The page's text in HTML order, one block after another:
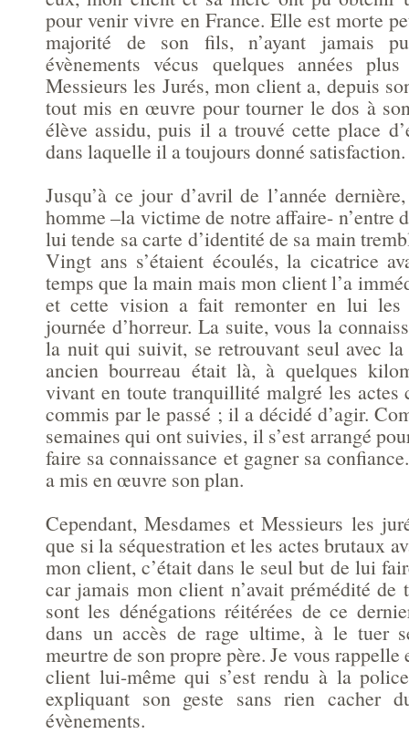
pour venir vivre en France. Elle est morte
majorité de son fils, n’ayant jamais
évènements vécus quelques années
Messieurs les Jurés, mon client a, depuis
tout mis en œuvre pour tourner le dos à
élève assidu, puis il a trouvé cette place
dans laquelle il a toujours donné satisfaction.
Jusqu’à ce jour d’avril de l’année
homme –la victime de notre affaire- n’entre
lui tende sa carte d’identité de sa main
Vingt ans s’étaient écoulés, la cicatrice
temps que la main mais mon client l’a
et cette vision a fait remonter en lui les
journée d’horreur. La suite, vous la
la nuit qui suivit, se retrouvant seul avec
ancien bourreau était là, à quelques
vivant en toute tranquillité malgré les actes
commis par le passé ; il a décidé d’agir.
semaines qui ont suivies, il s’est arrangé
faire sa connaissance et gagner sa
a mis en œuvre son plan.
Cependant, Mesdames et Messieurs les
que si la séquestration et les actes brutaux
mon client, c’était dans le seul but de lui
car jamais mon client n’avait prémédité de
sont les dénégations réitérées de ce
dans un accès de rage ultime, à le tuer
meurtre de son propre père. Je vous rappelle
client lui-même qui s’est rendu à la
expliquant son geste sans rien cacher
évènements.